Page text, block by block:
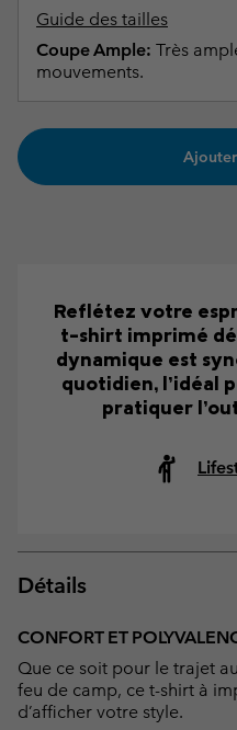
Guide des tailles
Coupe Ample: Très
mouvements.
Reflétez votre
t-shirt imprimé
dynamique est
quotidien, l’idéal
pratiquer
Détails
CONFORT ET
Que ce soit pour le trajet
feu de camp, ce t-shirt à
d’afficher votre style.